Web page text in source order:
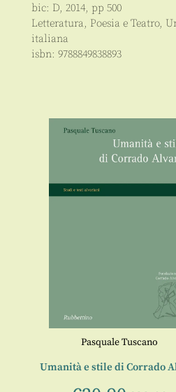
bic: D, 2014, pp 500
Letteratura, Poesia e Teatro,
italiana
isbn: 9788849838893
Pasquale Tuscano
Umanità e stile di Corrado